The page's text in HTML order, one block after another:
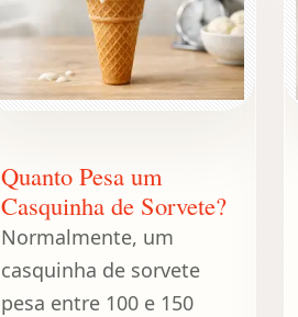
Quanto Pesa um
Casquinha de Sorvete?
Normalmente, um
casquinha de sorvete
pesa entre 100 e 150